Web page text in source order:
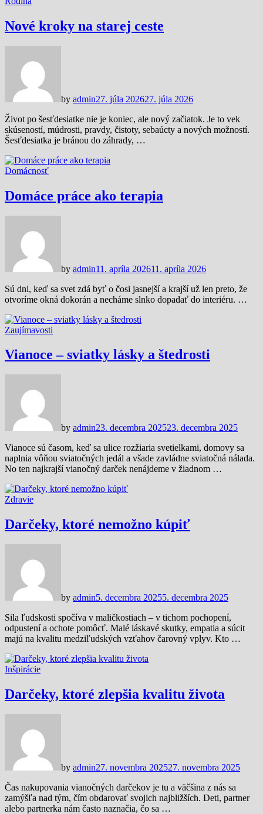
Nové kroky na starej ceste
by admin27. júla 202627. júla 2026
Život po šesťdesiatke nie je koniec, ale nový začiatok. Je to vek
skúseností, múdrosti, pravdy, čistoty, sebaúcty a nových možností.
Šesťdesiatka je bránou do záhrady, …
Domácnosť
Domáce práce ako terapia
by admin11. apríla 202611. apríla 2026
Sú dni, keď sa svet zdá byť o čosi jasnejší a krajší už len preto, že
otvoríme okná dokorán a necháme slnko dopadať do interiéru. …
Zaujímavosti
Vianoce – sviatky lásky a štedrosti
by admin23. decembra 202523. decembra 2025
Vianoce sú časom, keď sa ulice rozžiaria svetielkami, domovy sa
naplnia vôňou sviatočných jedál a všade zavládne sviatočná nálada.
No ten najkrajší vianočný darček nenájdeme v žiadnom …
Zdravie
Darčeky, ktoré nemožno kúpiť
by admin5. decembra 20255. decembra 2025
Sila ľudskosti spočíva v maličkostiach – v tichom pochopení,
odpustení a ochote pomôcť. Malé láskavé skutky, empatia a súcit
majú na kvalitu medziľudských vzťahov čarovný vplyv. Kto …
Inšpirácie
Darčeky, ktoré zlepšia kvalitu života
by admin27. novembra 202527. novembra 2025
Čas nakupovania vianočných darčekov je tu a väčšina z nás sa
zamýšľa nad tým, čím obdarovať svojich najbližších. Deti, partner
alebo partnerka nám často naznačia, čo sa …